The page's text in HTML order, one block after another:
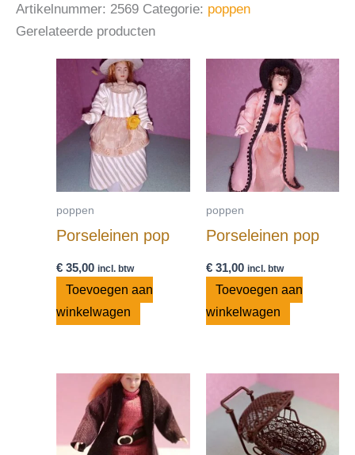
Artikelnummer: 2569 Categorie: poppen
Gerelateerde producten
poppen
Porseleinen pop
€ 35,00 incl. btw
Toevoegen aan
winkelwagen
poppen
Porseleinen pop
€31,00 incl. btw
Toevoegen aan
winkelwagen